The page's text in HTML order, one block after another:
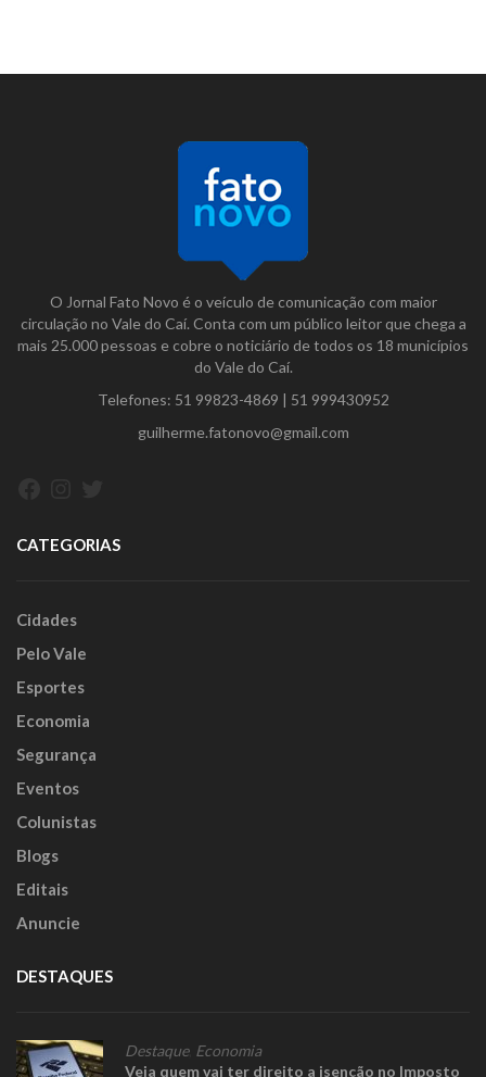
O Jornal Fato Novo é o veículo de comunicação com maior
circulação no Vale do Caí. Conta com um público leitor que chega a
mais 25.000 pessoas e cobre o noticiário de todos os 18 municípios
do Vale do Caí.
Telefones: 51 99823-4869 | 51 999430952
guilherme.fatonovo@gmail.com
CATEGORIAS
Cidades
Pelo Vale
Esportes
Economia
Segurança
Eventos
Colunistas
Blogs
Editais
Anuncie
DESTAQUES
Destaque, Economia
Veja quem vai ter direito a isenção no Imposto